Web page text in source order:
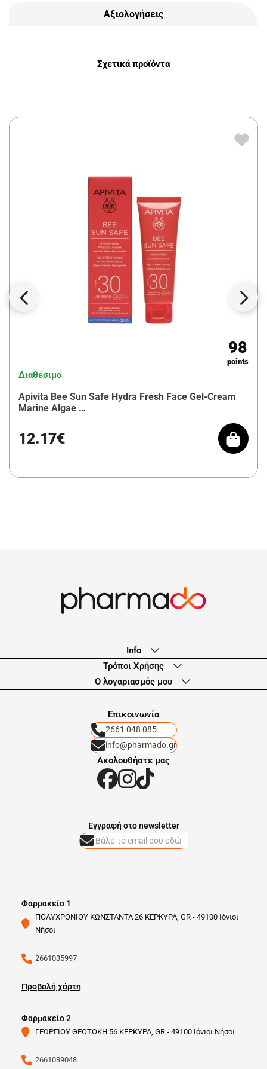
Αξιολογήσεις
Σχετικά προϊόντα
98
points
Διαθέσιμο
Apivita Bee Sun Safe Hydra Fresh Face Gel-Cream
Marine Algae …
12.17€
Info
Τρόποι Χρήσης
Ο λογαριασμός μου
Eπικοινωνία
2661 048 085
info@pharmado.gr
Ακολουθήστε μας
Φαρμακείο 1
ΠΟΛΥΧΡΟΝΙΟΥ ΚΩΝΣΤΑΝΤΑ 26 ΚΕΡΚΥΡΑ, GR - 49100 Ιόνιοι
Νήσοι
2661035997
Προβολή χάρτη
Φαρμακείο 2
ΓΕΩΡΓΙΟΥ ΘΕΟΤΟΚΗ 56 ΚΕΡΚΥΡΑ, GR - 49100 Ιόνιοι Νήσοι
2661039048
Eγγραφή στο newsletter